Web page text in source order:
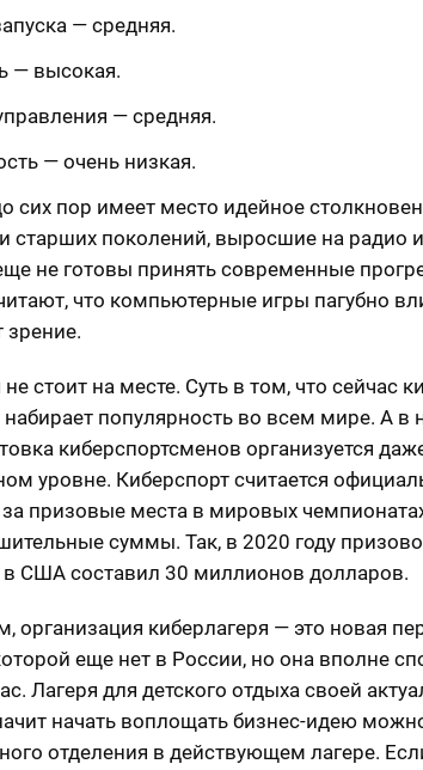
— средняя.
— высокая.
— средняя.
— очень низкая.
сих пор имеет место идейное
старших поколений, выросшие на радио
не готовы принять современные
что компьютерные игры пагубно
зрение.
стоит на месте. Суть в том, что сейчас
популярность во всем мире. А в
киберспортсменов организуется
уровне. Киберспорт считается
призовые места в мировых
суммы. Так, в 2020 году
в США составил 30 миллионов долларов.
организация киберлагеря — это новая
еще нет в России, но она вполне
Лагеря для детского отдыха своей
начать воплощать бизнес-идею
отделения в действующем лагере.